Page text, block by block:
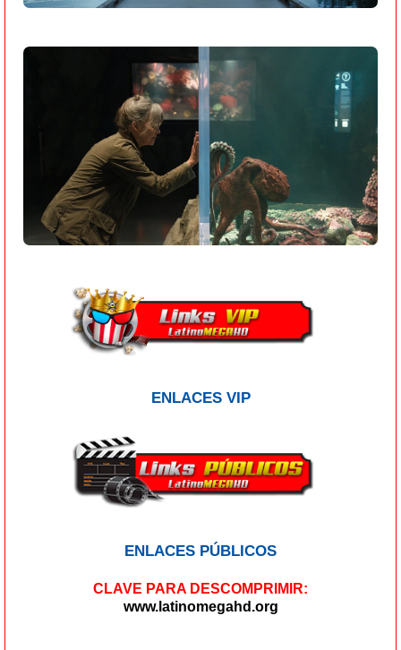
ENLACES VIP
ENLACES PÚBLICOS
CLAVE PARA DESCOMPRIMIR:
www.latinomegahd.org